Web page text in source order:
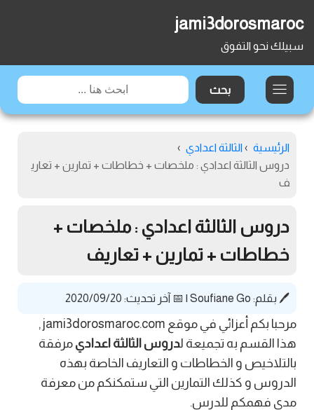
jami3dorosmaroc
سبيلك نحو التفوق
الرئيسية › الثالثة اعدادي ›
دروس الثالثة اعدادي : ملخصات + خطاطات + تمارين + تعاري
ف
دروس الثالثة اعدادي : ملخصات +
خطاطات + تمارين + تعاريف
🖊️ بقلم: Soufiane Go
| 📅 آخر تحديث: 2020/09/20
مرحبا بكم أعزائي في موقع jami3dorosmaroc.com ,
هذا القسم به تجميعة لدروس الثالثة اعدادي مرفقة
بالتلاخيص و الخطاطات و التعاريف الخاصة بهذه
الدروس و كذلك التمارين التي ستمكنكم من معرفة
مدى فهمكم للدرس.